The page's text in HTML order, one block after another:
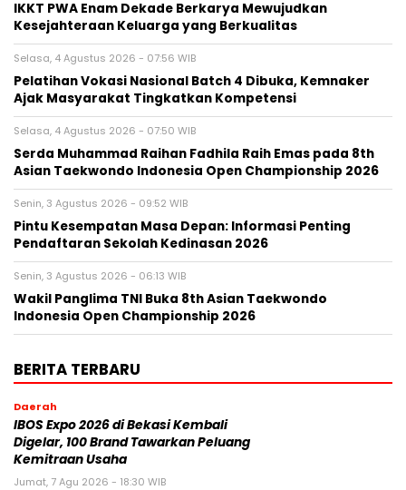
IKKT PWA Enam Dekade Berkarya Mewujudkan
Kesejahteraan Keluarga yang Berkualitas
Selasa, 4 Agustus 2026 - 07:56 WIB
Pelatihan Vokasi Nasional Batch 4 Dibuka, Kemnaker
Ajak Masyarakat Tingkatkan Kompetensi
Selasa, 4 Agustus 2026 - 07:50 WIB
Serda Muhammad Raihan Fadhila Raih Emas pada 8th
Asian Taekwondo Indonesia Open Championship 2026
Senin, 3 Agustus 2026 - 09:52 WIB
Pintu Kesempatan Masa Depan: Informasi Penting
Pendaftaran Sekolah Kedinasan 2026
Senin, 3 Agustus 2026 - 06:13 WIB
Wakil Panglima TNI Buka 8th Asian Taekwondo
Indonesia Open Championship 2026
BERITA TERBARU
Daerah
IBOS Expo 2026 di Bekasi Kembali
Digelar, 100 Brand Tawarkan Peluang
Kemitraan Usaha
Jumat, 7 Agu 2026 - 18:30 WIB